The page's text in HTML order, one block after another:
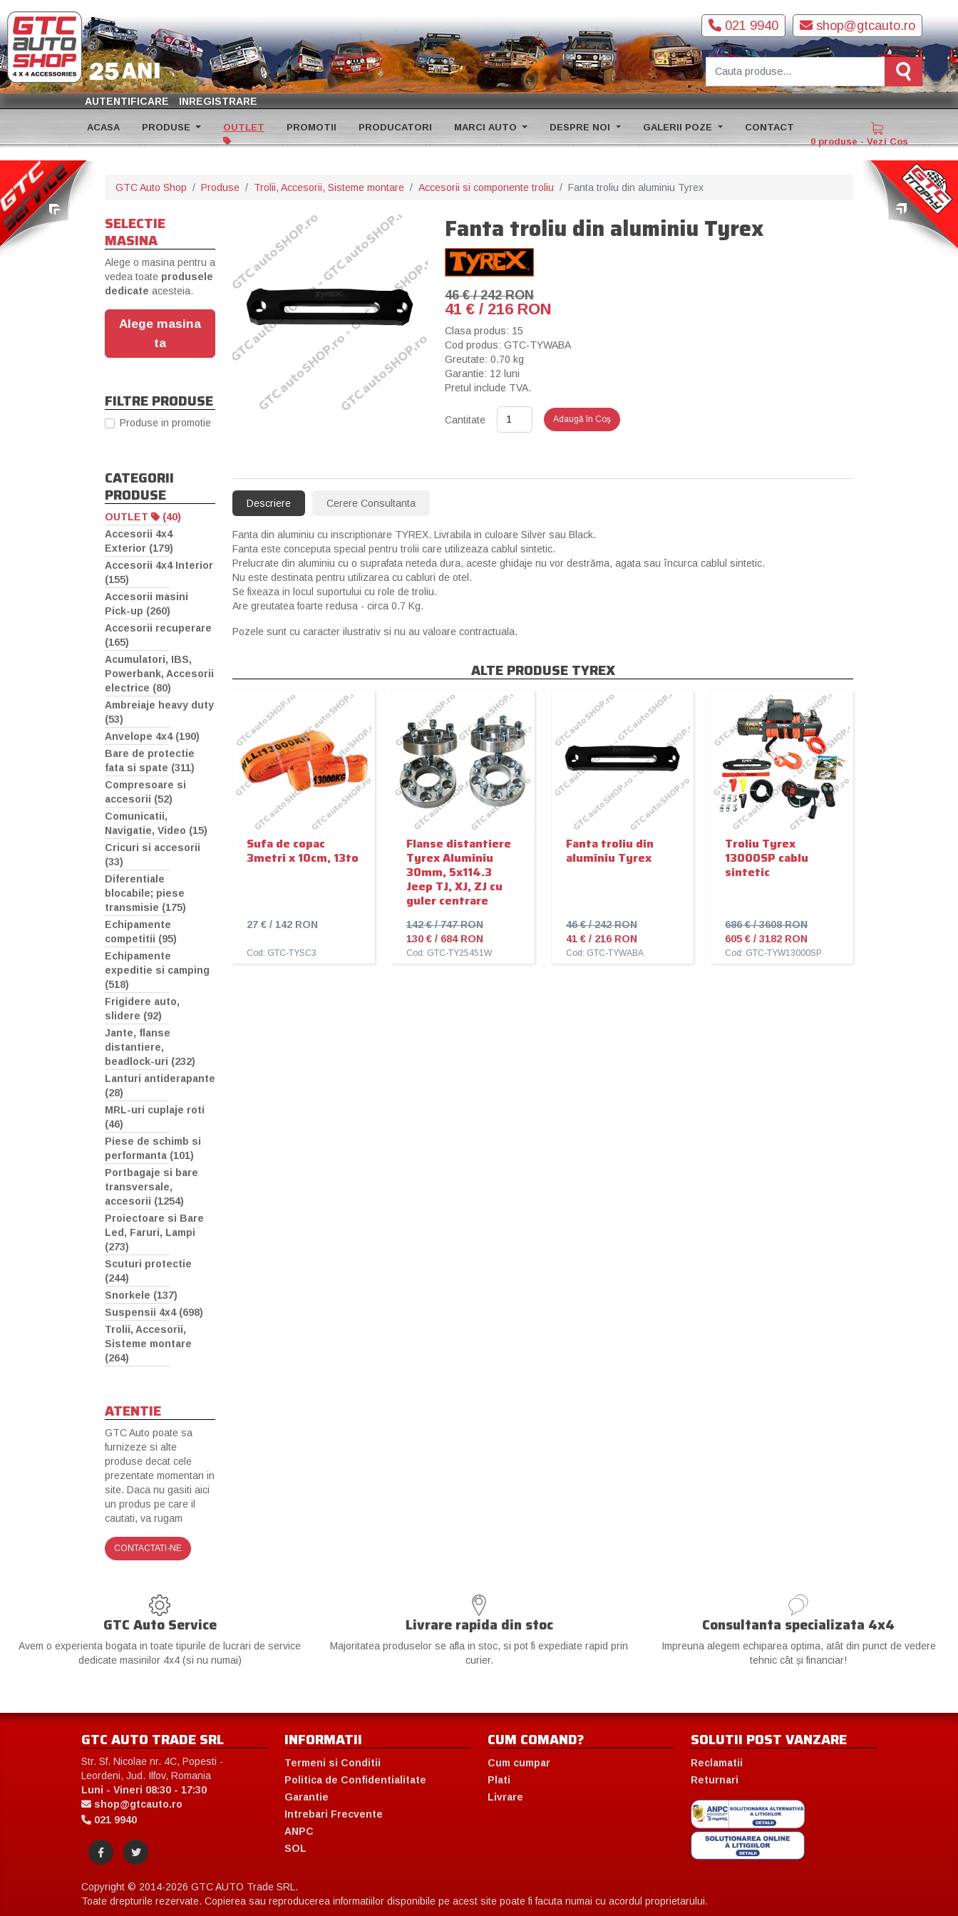
shop@gtcauto.ro
021 9940
AUTENTIFICARE INREGISTRARE
ACASA PRODUSE OUTLET PROMOTII PRODUCATORI MARCI AUTO DESPRE NOI GALERII POZE
CONTACT
0 produse - Vezi Cos
GTC Auto Shop Produse Trolii, Accesorii, Sisteme montare Accesorii si componente troliu Fanta troliu din aluminiu Tyrex
Fanta troliu din aluminiu Tyrex
46 € / 242 RON
41 € / 216 RON
Clasa produs: 15
Cod produs: GTC-TYWABA
Greutate: 0.70 kg
Garantie: 12 luni
Pretul include TVA.
Cantitate Adaugă în Coş
Descriere Cerere Consultanta
Fanta din aluminiu cu inscriptionare TYREX. Livrabila in culoare Silver sau Black.
Fanta este conceputa special pentru trolii care utilizeaza cablul sintetic.
Prelucrate din aluminiu cu o suprafata neteda dura, aceste ghidaje nu vor destrăma, agata sau încurca cablul sintetic.
Nu este destinata pentru utilizarea cu cabluri de otel.
Se fixeaza in locul suportului cu role de troliu.
Are greutatea foarte redusa - circa 0.7 Kg.
Pozele sunt cu caracter ilustrativ si nu au valoare contractuala.
ALTE PRODUSE TYREX
Sufa de copac
3metri x 10cm, 13to
27 € / 142 RON
Cod: GTC-TYSC3
Flanse distantiere
Tyrex Aluminiu
30mm, 5x114.3
Jeep TJ, XJ, ZJ cu
guler centrare
142 € / 747 RON
130 € / 684 RON
Cod: GTC-TY25451W
Fanta troliu din
aluminiu Tyrex
46 € / 242 RON
41 € / 216 RON
Cod: GTC-TYWABA
Troliu Tyrex
13000SP cablu
sintetic
686 € / 3608 RON
605 € / 3182 RON
Cod: GTC-TYW13000SP
SELECTIE
MASINA
Alege o masina pentru a
vedea toate produsele
dedicate acesteia.
Alege masina
ta
FILTRE PRODUSE
Produse in promotie
CATEGORII
PRODUSE
OUTLET
(40)
Accesorii 4x4
Exterior (179)
Accesorii 4x4 Interior
(155)
Accesorii masini
Pick-up (260)
Accesorii recuperare
(165)
Acumulatori, IBS,
Powerbank, Accesorii
electrice (80)
Ambreiaje heavy duty
(53)
Anvelope 4x4 (190)
Bare de protectie
fata si spate (311)
Compresoare si
accesorii (52)
Comunicatii,
Navigatie, Video (15)
Cricuri si accesorii
(33)
Diferentiale
blocabile; piese
transmisie (175)
Echipamente
competitii (95)
Echipamente
expeditie si camping
(518)
Frigidere auto,
slidere (92)
Jante, flanse
distantiere,
beadlock-uri (232)
Lanturi antiderapante
(28)
MRL-uri cuplaje roti
(46)
Piese de schimb si
performanta (101)
Portbagaje si bare
transversale,
accesorii (1254)
Proiectoare si Bare
Led, Faruri, Lampi
(273)
Scuturi protectie
(244)
Snorkele (137)
Suspensii 4x4 (698)
Trolii, Accesorii,
Sisteme montare
(264)
ATENTIE
GTC Auto poate sa
furnizeze si alte
produse decat cele
prezentate momentan in
site. Daca nu gasiti aici
un produs pe care il
cautati, va rugam
CONTACTATI-NE
GTC Auto Service
Avem o experienta bogata in toate tipurile de lucrari de service
dedicate masinilor 4x4 (si nu numai)
Livrare rapida din stoc
Majoritatea produselor se afla in stoc, si pot fi expediate rapid prin
curier.
Consultanta specializata 4x4
Impreuna alegem echiparea optima, atât din punct de vedere
tehnic cât și financiar!
GTC AUTO TRADE SRL
Str. Sf. Nicolae nr. 4C, Popesti -
Leordeni, Jud. Ilfov, Romania
Luni - Vineri 08:30 - 17:30
shop@gtcauto.ro
021 9940
INFORMATII
Termeni si Conditii
Politica de Confidentialitate
Garantie
Intrebari Frecvente
ANPC
SOL
CUM COMAND?
Cum cumpar
Plati
Livrare
SOLUTII POST VANZARE
Reclamatii
Returnari
Copyright © 2014-2026 GTC AUTO Trade SRL.
Toate drepturile rezervate. Copierea sau reproducerea informatiilor disponibile pe acest site poate fi facuta numai cu acordul proprietarului.